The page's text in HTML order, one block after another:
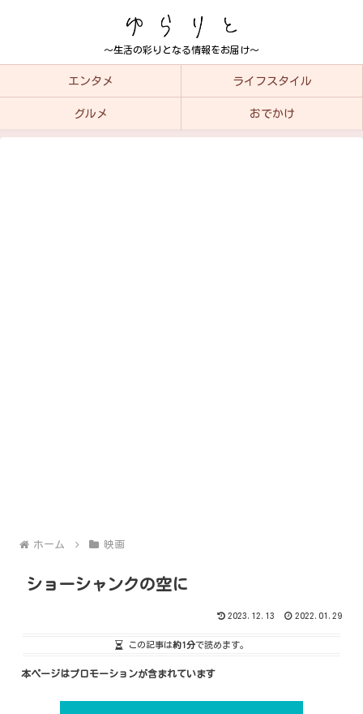
～生活の彩りとなる情報をお届け～
エンタメ ライフスタイル
グルメ おでかけ
ホーム 映画
ショーシャンクの空に
2023.12.13 2022.01.29
この記事は約1分で読めます。
本ページはプロモーションが含まれています